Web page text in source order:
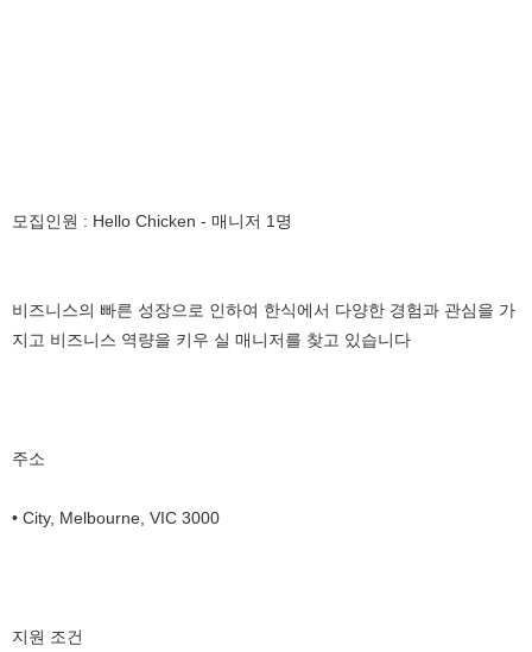
모집인원 : Hello Chicken - 매니저 1명
비즈니스의 빠른 성장으로 인하여 한식에서 다양한 경험과 관심을 가
지고 비즈니스 역량을 키우 실 매니저를 찾고 있습니다
주소
• City, Melbourne, VIC 3000
지원 조건